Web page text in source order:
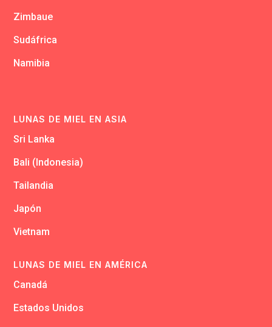
Zimbaue
Sudáfrica
Namibia
LUNAS DE MIEL EN ASIA
Sri Lanka
Bali (Indonesia)
Tailandia
Japón
Vietnam
LUNAS DE MIEL EN AMÉRICA
Canadá
Estados Unidos